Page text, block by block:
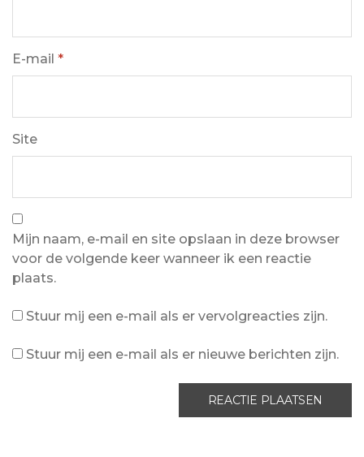
E-mail *
Site
Mijn naam, e-mail en site opslaan in deze browser
voor de volgende keer wanneer ik een reactie
plaats.
Stuur mij een e-mail als er vervolgreacties zijn.
Stuur mij een e-mail als er nieuwe berichten zijn.